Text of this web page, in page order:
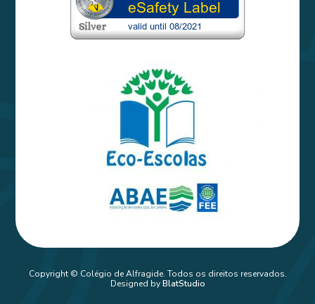
Copyright © Colégio de Alfragide. Todos os direitos reservados.
Designed byBlatStudio